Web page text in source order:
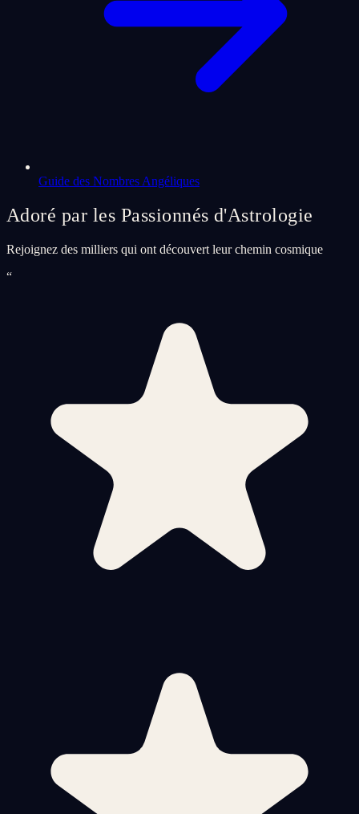
Guide des Nombres Angéliques
Adoré par les Passionnés d'Astrologie
Rejoignez des milliers qui ont découvert leur chemin cosmique
“